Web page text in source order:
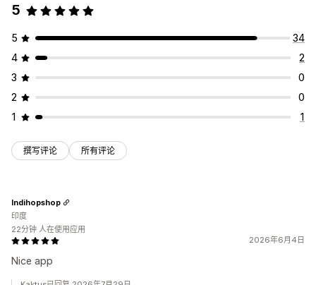
5
5
34
4
2
3
0
2
0
1
1
撰写评论 所有评论
2026年6月4日
Nice app
Indihopshop
印度
22分钟 人在使用应用